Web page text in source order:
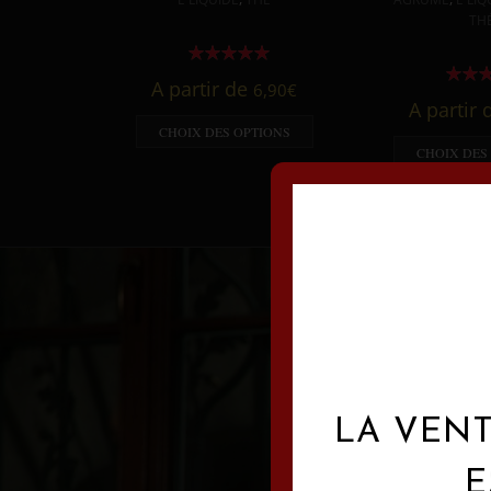
A partir de 6,90€
CHOIX DES OPTIONS
A partir
CHOIX DES
LA